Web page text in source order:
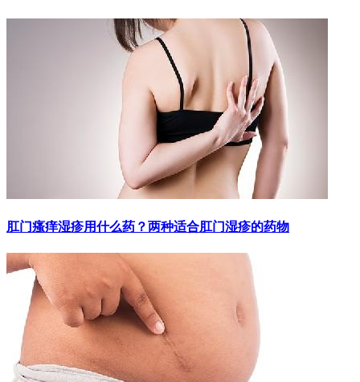
肛门瘙痒湿疹用什么药？两种适合肛门湿疹的药物